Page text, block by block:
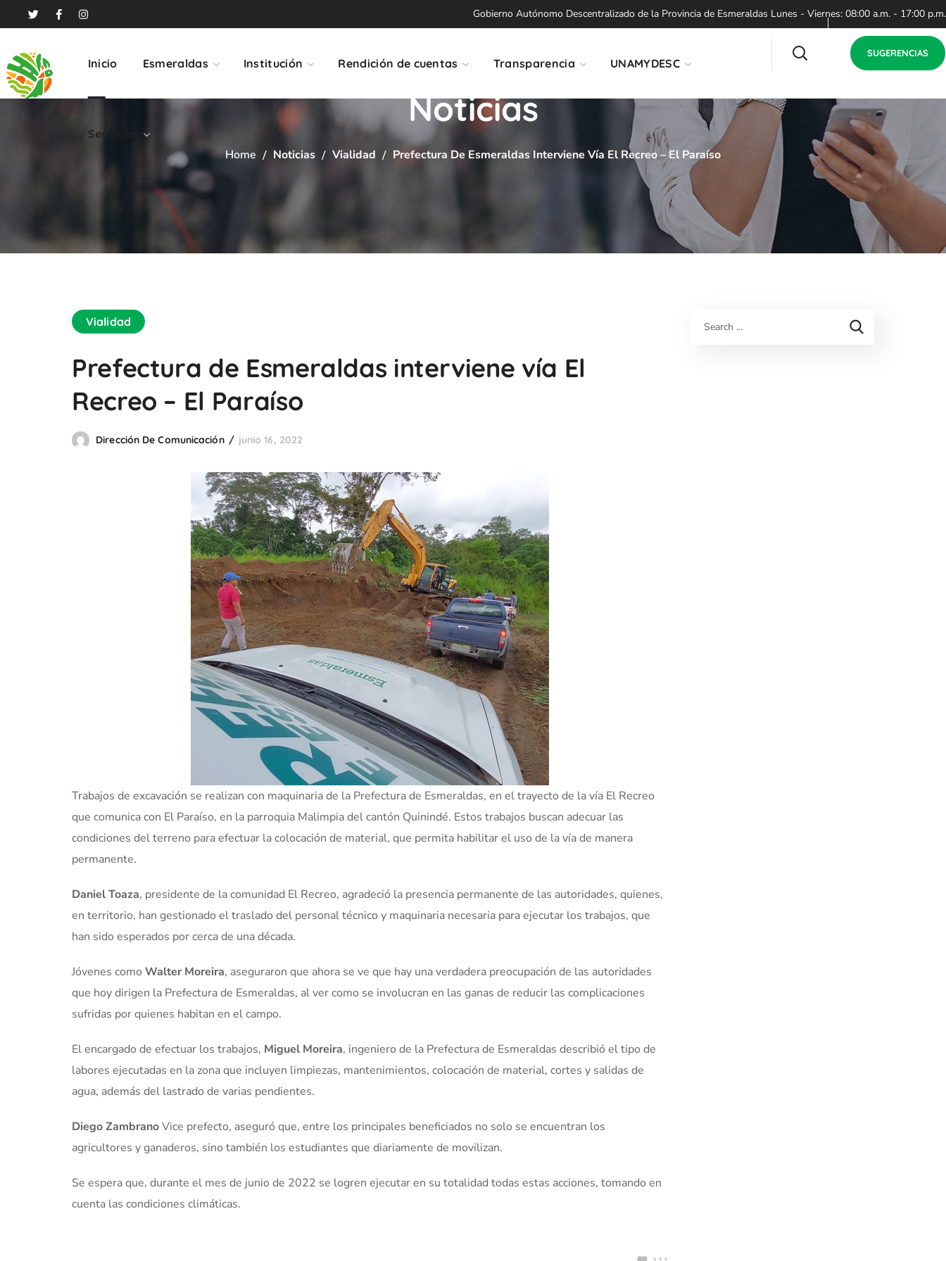
Gobierno Autónomo Descentralizado de la Provincia de Esmeraldas Lunes - Viernes: 08:00 a.m. - 17:00 p.m.
Inicio Esmeraldas Institución Rendición de cuentas Transparencia UNAMYDESC
Servicios
SUGERENCIAS
Noticias
Home Noticias Vialidad Prefectura De Esmeraldas Interviene Vía El Recreo – El Paraíso
Vialidad
Prefectura de Esmeraldas interviene vía El
Recreo – El Paraíso
Dirección De Comunicación junio 16, 2022
Trabajos de excavación se realizan con maquinaria de la Prefectura de Esmeraldas, en el trayecto de la vía El Recreo
que comunica con El Paraíso, en la parroquia Malimpia del cantón Quinindé. Estos trabajos buscan adecuar las
condiciones del terreno para efectuar la colocación de material, que permita habilitar el uso de la vía de manera
permanente.
Daniel Toaza, presidente de la comunidad El Recreo, agradeció la presencia permanente de las autoridades, quienes,
en territorio, han gestionado el traslado del personal técnico y maquinaria necesaria para ejecutar los trabajos, que
han sido esperados por cerca de una década.
Jóvenes como Walter Moreira, aseguraron que ahora se ve que hay una verdadera preocupación de las autoridades
que hoy dirigen la Prefectura de Esmeraldas, al ver como se involucran en las ganas de reducir las complicaciones
sufridas por quienes habitan en el campo.
El encargado de efectuar los trabajos, Miguel Moreira, ingeniero de la Prefectura de Esmeraldas describió el tipo de
labores ejecutadas en la zona que incluyen limpiezas, mantenimientos, colocación de material, cortes y salidas de
agua, además del lastrado de varias pendientes.
Diego ZambranoVice prefecto, aseguró que, entre los principales beneficiados no solo se encuentran los
agricultores y ganaderos, sino también los estudiantes que diariamente de movilizan.
Se espera que, durante el mes de junio de 2022 se logren ejecutar en su totalidad todas estas acciones, tomando en
cuenta las condiciones climáticas.